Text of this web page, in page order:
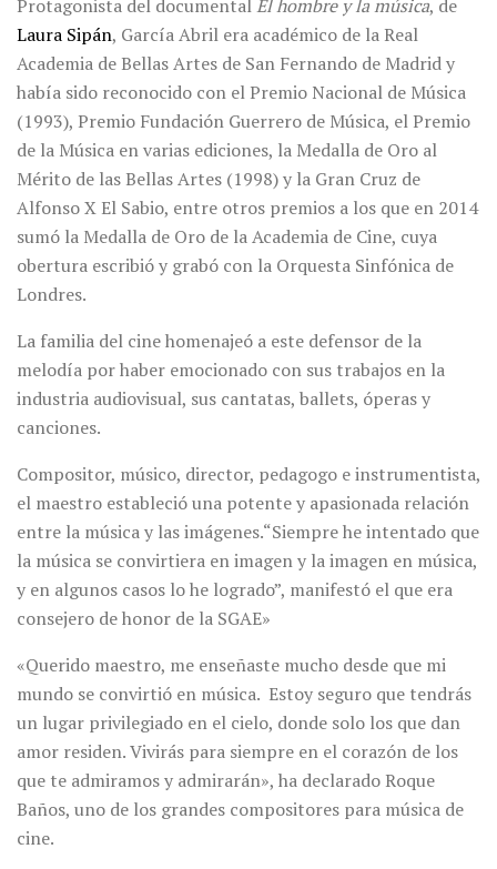
Protagonista del documentalEl hombre y la música, de
Laura Sipán, García Abril era académico de la Real
Academia de Bellas Artes de San Fernando de Madrid y
había sido reconocido con el Premio Nacional de Música
(1993), Premio Fundación Guerrero de Música, el Premio
de la Música en varias ediciones, la Medalla de Oro al
Mérito de las Bellas Artes (1998) y la Gran Cruz de
Alfonso X El Sabio, entre otros premios a los que en 2014
sumó la Medalla de Oro de la Academia de Cine, cuya
obertura escribió y grabó con la Orquesta Sinfónica de
Londres.
La familia del cine homenajeó a este defensor de la
melodía por haber emocionado con sus trabajos en la
industria audiovisual, sus cantatas, ballets, óperas y
canciones.
Compositor, músico, director, pedagogo e instrumentista,
el maestro estableció una potente y apasionada relación
entre la música y las imágenes.“Siempre he intentado que
la música se convirtiera en imagen y la imagen en música,
y en algunos casos lo he logrado”, manifestó el que era
consejero de honor de la SGAE»
«Querido maestro, me enseñaste mucho desde que mi
mundo se convirtió en música. Estoy seguro que tendrás
un lugar privilegiado en el cielo, donde solo los que dan
amor residen. Vivirás para siempre en el corazón de los
que te admiramos y admirarán», ha declarado Roque
Baños, uno de los grandes compositores para música de
cine.